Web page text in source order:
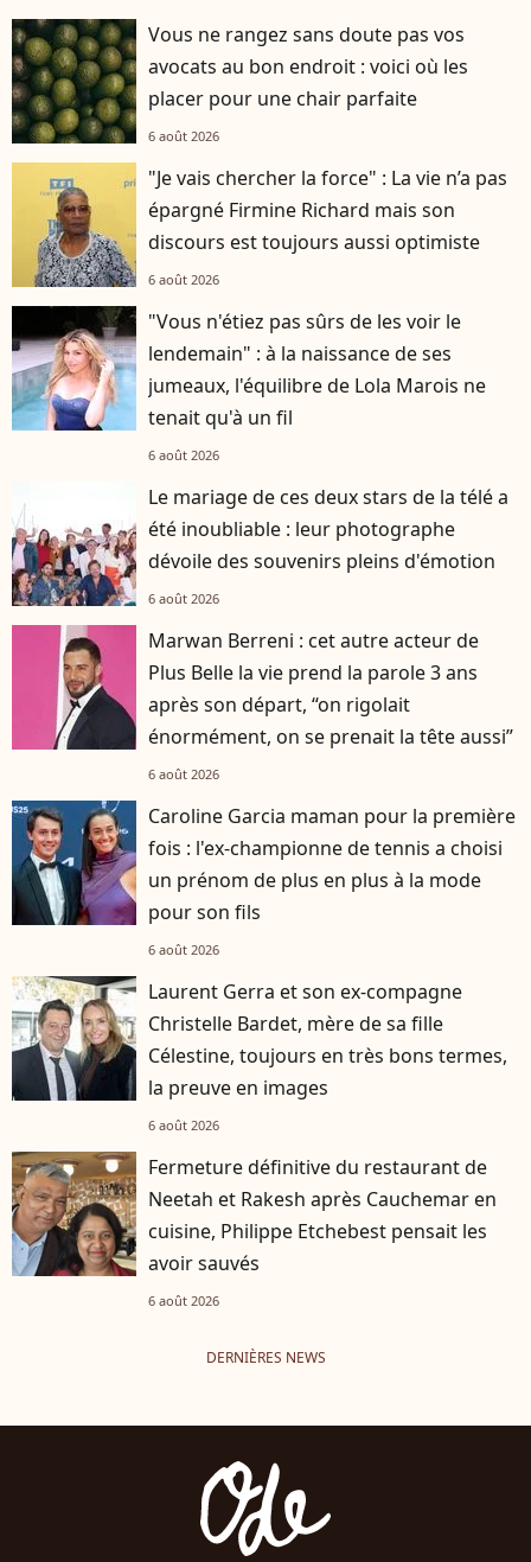
Vous ne rangez sans doute pas vos
avocats au bon endroit : voici où les
placer pour une chair parfaite
6 août 2026
"Je vais chercher la force" : La vie n’a pas
épargné Firmine Richard mais son
discours est toujours aussi optimiste
6 août 2026
"Vous n'étiez pas sûrs de les voir le
lendemain" : à la naissance de ses
jumeaux, l'équilibre de Lola Marois ne
tenait qu'à un fil
6 août 2026
Le mariage de ces deux stars de la télé a
été inoubliable : leur photographe
dévoile des souvenirs pleins d'émotion
6 août 2026
Marwan Berreni : cet autre acteur de
Plus Belle la vie prend la parole 3 ans
après son départ, “on rigolait
énormément, on se prenait la tête aussi”
6 août 2026
Caroline Garcia maman pour la première
fois : l'ex-championne de tennis a choisi
un prénom de plus en plus à la mode
pour son fils
6 août 2026
Laurent Gerra et son ex-compagne
Christelle Bardet, mère de sa fille
Célestine, toujours en très bons termes,
la preuve en images
6 août 2026
Fermeture définitive du restaurant de
Neetah et Rakesh après Cauchemar en
cuisine, Philippe Etchebest pensait les
avoir sauvés
6 août 2026
DERNIÈRES NEWS